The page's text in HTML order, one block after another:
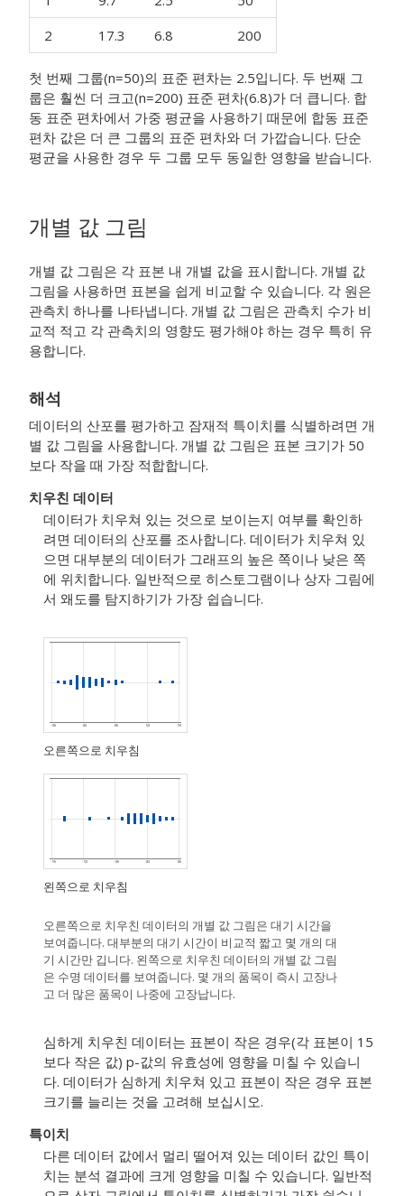
2
17.3 6.8 200
첫 번째 그룹(n=50)의 표준 편차는 2.5입니다. 두 번째 그
룹은 훨씬 더 크고(n=200) 표준 편차(6.8)가 더 큽니다. 합
동 표준 편차에서 가중 평균을 사용하기 때문에 합동 표준
편차 값은 더 큰 그룹의 표준 편차와 더 가깝습니다. 단순
평균을 사용한 경우 두 그룹 모두 동일한 영향을 받습니다.
개별 값 그림
개별 값 그림은 각 표본 내 개별 값을 표시합니다. 개별 값
그림을 사용하면 표본을 쉽게 비교할 수 있습니다. 각 원은
관측치 하나를 나타냅니다. 개별 값 그림은 관측치 수가 비
교적 적고 각 관측치의 영향도 평가해야 하는 경우 특히 유
용합니다.
해석
데이터의 산포를 평가하고 잠재적 특이치를 식별하려면 개
별 값 그림을 사용합니다. 개별 값 그림은 표본 크기가 50
보다 작을 때 가장 적합합니다.
치우친 데이터
데이터가 치우쳐 있는 것으로 보이는지 여부를 확인하
려면 데이터의 산포를 조사합니다. 데이터가 치우쳐 있
으면 대부분의 데이터가 그래프의 높은 쪽이나 낮은 쪽
에 위치합니다. 일반적으로 히스토그램이나 상자 그림에
서 왜도를 탐지하기가 가장 쉽습니다.
오른쪽으로 치우침
왼쪽으로 치우침
오른쪽으로 치우친 데이터의 개별 값 그림은 대기 시간을
보여줍니다. 대부분의 대기 시간이 비교적 짧고 몇 개의 대
기 시간만 깁니다. 왼쪽으로 치우친 데이터의 개별 값 그림
은 수명 데이터를 보여줍니다. 몇 개의 품목이 즉시 고장나
고 더 많은 품목이 나중에 고장납니다.
심하게 치우친 데이터는 표본이 작은 경우(각 표본이 15
보다 작은 값) p-값의 유효성에 영향을 미칠 수 있습니
다. 데이터가 심하게 치우쳐 있고 표본이 작은 경우 표본
크기를 늘리는 것을 고려해 보십시오.
특이치
다른 데이터 값에서 멀리 떨어져 있는 데이터 값인 특이
치는 분석 결과에 크게 영향을 미칠 수 있습니다. 일반적